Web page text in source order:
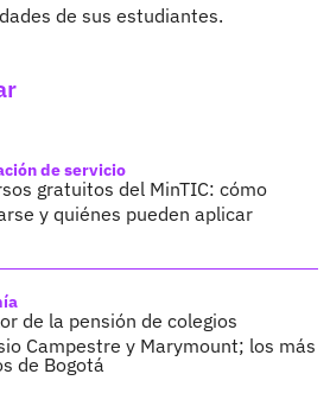
de sus estudiantes.
de servicio
gratuitos del MinTIC: cómo
y quiénes pueden aplicar
de la pensión de colegios
Campestre y Marymount; los más
de Bogotá